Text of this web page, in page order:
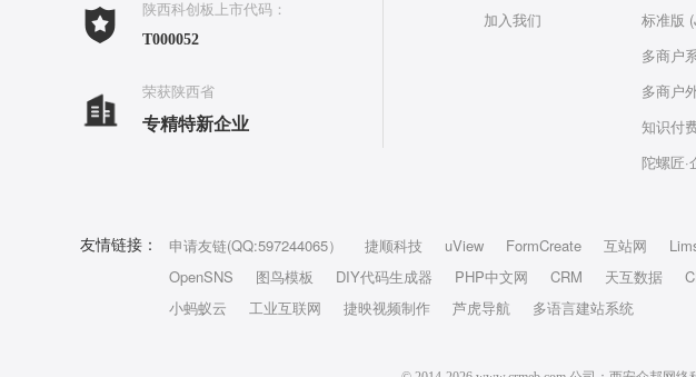
陕西科创板上市代码：
T000052
荣获陕西省
专精特新企业
加入我们
标准版
多商户
多商户
知识付
陀螺匠·
友情链接： 申请友链(QQ:597244065） 捷顺科技 uView FormCreate 互站网
OpenSNS
图鸟模板 DIY代码生成器 PHP中文网 CRM 天互数据
小蚂蚁云
工业互联网 捷映视频制作 芦虎导航 多语言建站系统